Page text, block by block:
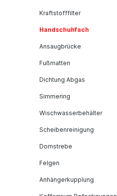
Kraftstofffilter
Handschuhfach
Ansaugbrücke
Fußmatten
Dichtung Abgas
Simmering
Wischwasserbehälter
Scheibenreinigung
Domstrebe
Felgen
Anhängerkupplung